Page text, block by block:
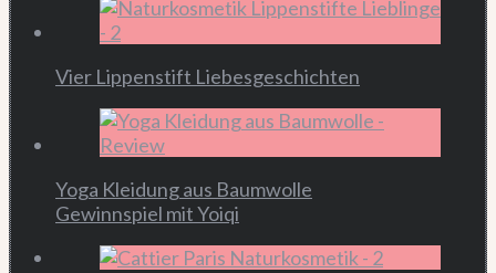
Vier Lippenstift Liebesgeschichten
Yoga Kleidung aus Baumwolle
Gewinnspiel mit Yoiqi